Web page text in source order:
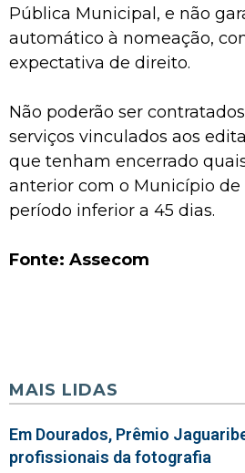
Pública Municipal, e não
automático à nomeação,
expectativa de direito.
Não poderão ser
serviços vinculados aos
que tenham encerrado
anterior com o Município de
período inferior a 45 dias.
Fonte: Assecom
MAIS LIDAS
Em Dourados, Prêmio
profissionais da fotografia